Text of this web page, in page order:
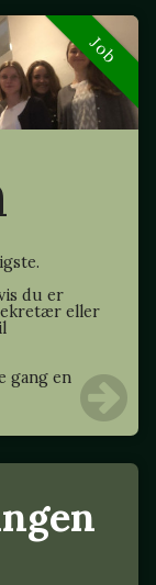
Job
du er
eller
gang en